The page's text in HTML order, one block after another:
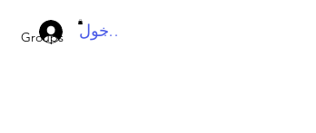
Groups تسجيل الدخول